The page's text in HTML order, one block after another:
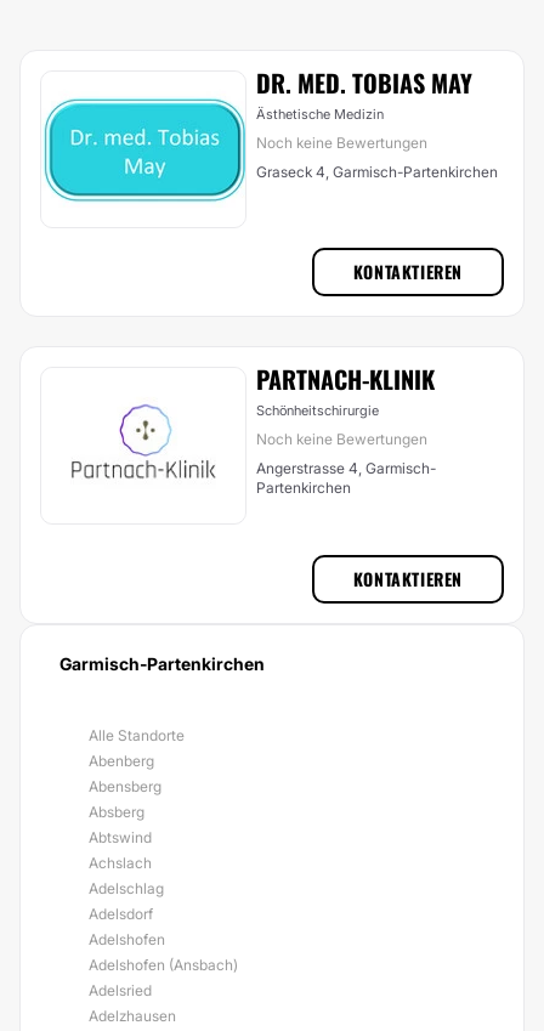
DR. MED. TOBIAS MAY
Ästhetische Medizin
Noch keine Bewertungen
Graseck 4, Garmisch-Partenkirchen
KONTAKTIEREN
PARTNACH-KLINIK
Schönheitschirurgie
Noch keine Bewertungen
Angerstrasse 4, Garmisch-
Partenkirchen
KONTAKTIEREN
Garmisch-Partenkirchen
Alle Standorte
Abenberg
Abensberg
Absberg
Abtswind
Achslach
Adelschlag
Adelsdorf
Adelshofen
Adelshofen (Ansbach)
Adelsried
Adelzhausen